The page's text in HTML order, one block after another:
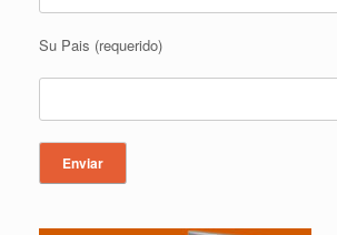
Su Pais (requerido)